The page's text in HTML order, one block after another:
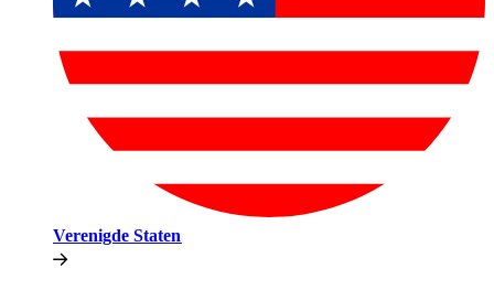
Verenigde Staten​​